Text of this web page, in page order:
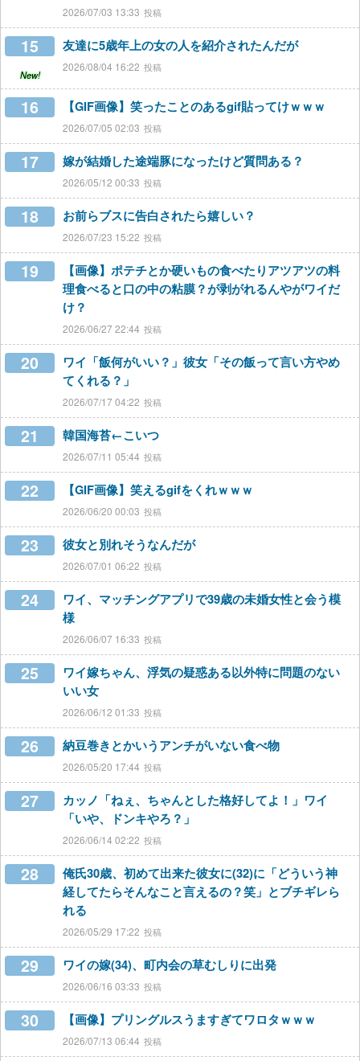
2026/07/03 13:33
15
New!
友達に5歳年上の女の人を紹介されたんだが
2026/08/04 16:22
16 【GIF画像】笑ったことのあるgif貼ってけｗｗｗ
2026/07/05 02:03
17 嫁が結婚した途端豚になったけど質問ある？
2026/05/12 00:33
18 お前らブスに告白されたら嬉しい？
2026/07/23 15:22
19
【画像】ポテチとか硬いもの食べたりアツアツの料
理食べると口の中の粘膜？が剥がれるんやがワイだ
け？
2026/06/27 22:44
20
ワイ「飯何がいい？」彼女「その飯って言い方やめ
てくれる？」
2026/07/17 04:22
21 韓国海苔←こいつ
2026/07/11 05:44
22 【GIF画像】笑えるgifをくれｗｗｗ
2026/06/20 00:03
23 彼女と別れそうなんだが
2026/07/01 06:22
24
ワイ、マッチングアプリで39歳の未婚女性と会う模
様
2026/06/07 16:33
25
ワイ嫁ちゃん、浮気の疑惑ある以外特に問題のない
いい女
2026/06/12 01:33
26 納豆巻きとかいうアンチがいない食べ物
2026/05/20 17:44
27
カッノ「ねぇ、ちゃんとした格好してよ！」ワイ
「いや、ドンキやろ？」
2026/06/14 02:22
28
俺氏30歳、初めて出来た彼女に(32)に「どういう神
経してたらそんなこと言えるの？笑」とブチギレら
れる
2026/05/29 17:22
29 ワイの嫁(34)、町内会の草むしりに出発
2026/06/16 03:33
30 【画像】プリングルスうますぎてワロタｗｗｗ
2026/07/13 06:44